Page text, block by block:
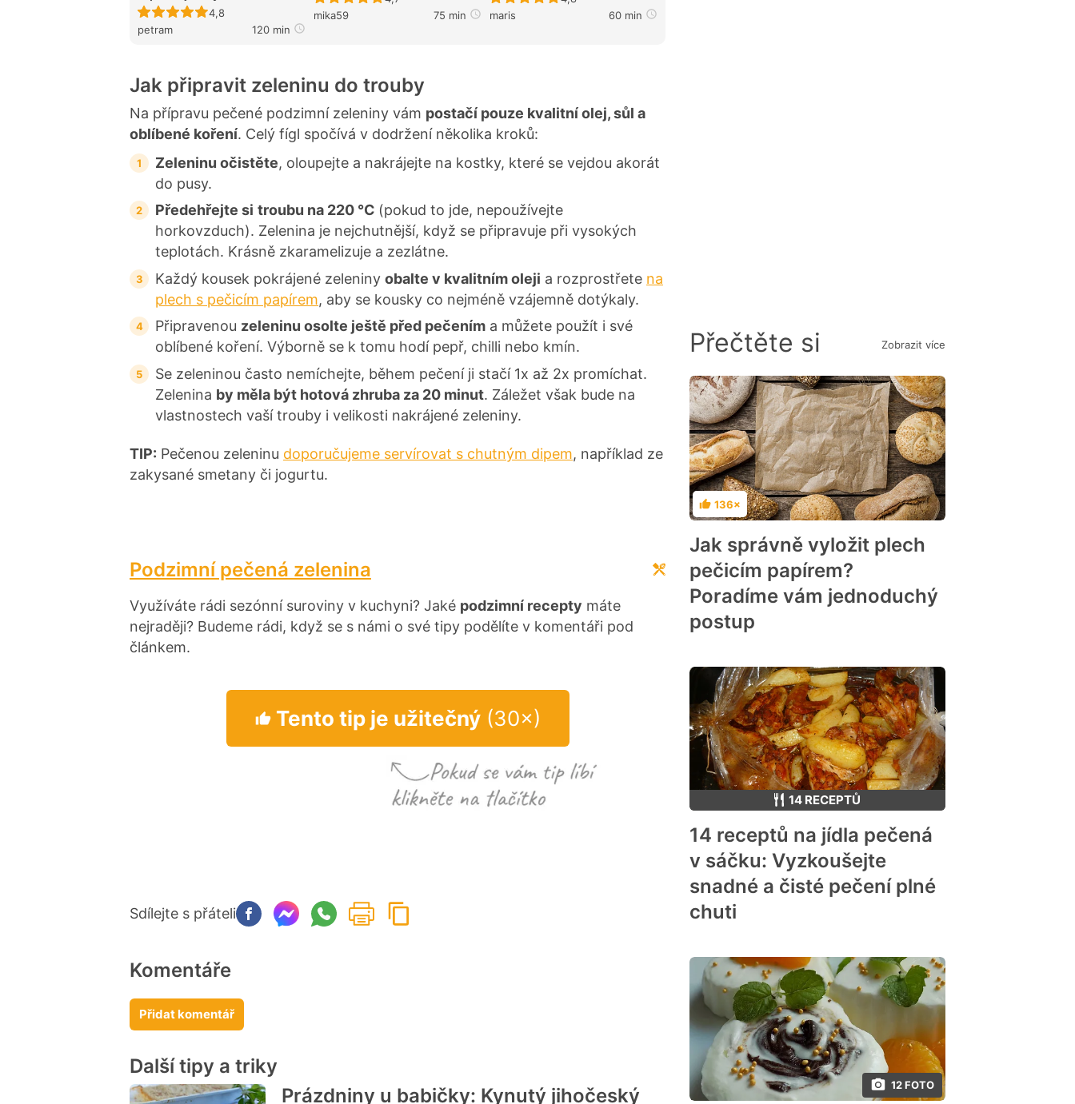
Recept ještě nebyl hodnocen
4,8
petram
120 min
mika59
75 min
maris
60 min
Jak připravit zeleninu do trouby
Na přípravu pečené podzimní zeleniny vám postačí pouze kvalitní olej, sůl a
oblíbené koření. Celý fígl spočívá v dodržení několika kroků:
Zeleninu očistěte, oloupejte a nakrájejte na kostky, které se vejdou akorát
do pusy.
Předehřejte si troubu na 220 °C (pokud to jde, nepoužívejte
horkovzduch). Zelenina je nejchutnější, když se připravuje při vysokých
teplotách. Krásně zkaramelizuje a zezlátne.
Každý kousek pokrájené zeleniny obalte v kvalitním oleji a rozprostřete na
plech s pečicím papírem, aby se kousky co nejméně vzájemně dotýkaly.
Připravenou zeleninu osolte ještě před pečením a můžete použít i své
oblíbené koření. Výborně se k tomu hodí pepř, chilli nebo kmín.
Se zeleninou často nemíchejte, během pečení ji stačí 1x až 2x promíchat.
Zelenina by měla být hotová zhruba za 20 minut. Záležet však bude na
vlastnostech vaší trouby i velikosti nakrájené zeleniny.
TIP: Pečenou zeleninu doporučujeme servírovat s chutným dipem, například ze
zakysané smetany či jogurtu.
Podzimní pečená zelenina
Využíváte rádi sezónní suroviny v kuchyni? Jaké podzimní recepty máte
nejraději? Budeme rádi, když se s námi o své tipy podělíte v komentáři pod
článkem.
Tento tip je užitečný(30×)
Sdílejte s přáteli
Komentáře
Přidat komentář
Další tipy a triky
Prázdniny u babičky: Kynutý jihočeský
Přečtěte si Zobrazit více
Hodnocení
136×
Jak správně vyložit plech
pečicím papírem?
Poradíme vám jednoduchý
postup
14 RECEPTŮ
14 receptů na jídla pečená
v sáčku: Vyzkoušejte
snadné a čisté pečení plné
chuti
12 FOTO